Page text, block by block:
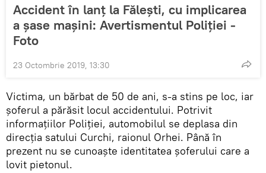
Accident în lanț la Fălești, cu implicarea
a șase mașini: Avertismentul Poliției -
Foto
23 Octombrie 2019, 13:30
Victima, un bărbat de 50 de ani, s-a stins pe loc, iar
șoferul a părăsit locul accidentului. Potrivit
informațiilor Poliției, automobilul se deplasa din
direcția satului Curchi, raionul Orhei. Până în
prezent nu se cunoaște identitatea șoferului care a
lovit pietonul.